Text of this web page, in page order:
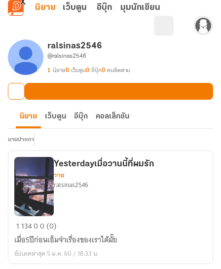
ข้ามไปยังเนื้อหาหลัก
นิยาย เว็บตูน อีบุ๊ก มุมนักเขียน
ralsinas2546
@ralsinas2546
1 นิยาย0 เว็บตูน0 อีบุ๊ก0 คนติดตาม
นิยาย เว็บตูน อีบุ๊ก คอลเล็กชัน
นามปากกา
Yesterdayเมื่อ
วาน
นี้
ที่
Yesterdayเมื่อวานนี้ที่ผมรัก
วาย
ralsinas2546
1 13400 (0)
เมื่อ5ปีก่อนเอ็มจำเรื่องของเราได้มั๊ย
อัปเดตล่าสุด 5 ม.ค. 60 / 18:33 น.